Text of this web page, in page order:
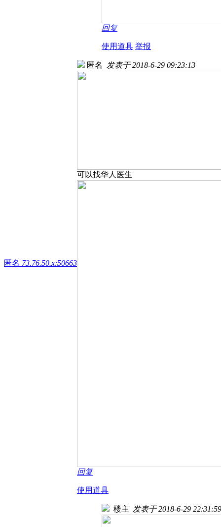
回复
使用道具 举报
匿名 73.76.50.x:50663
匿名 发表于 2018-6-29 09:23:13
可以找华人医生
回复
使用道具
楼主| 发表于 2018-6-29 22:31:59